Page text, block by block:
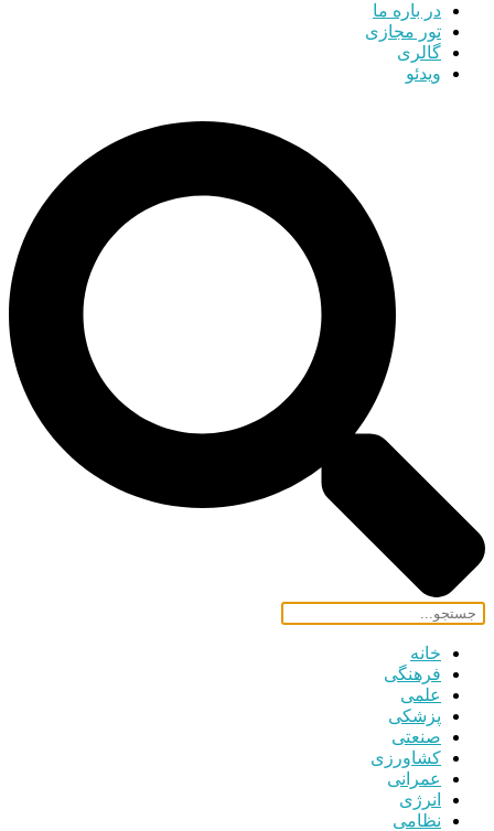
در باره ما
تور مجازی
گالری
ویدئو
خانه
فرهنگی
علمی
پزشکی
صنعتی
کشاورزی
عمرانی
انرژی
نظامی